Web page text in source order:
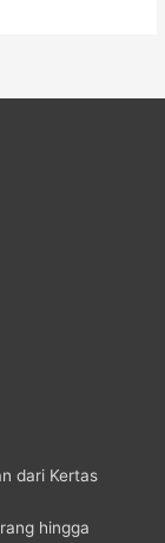
dari Kertas
hingga